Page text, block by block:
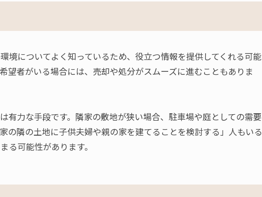
境についてよく知っているため、役立つ情報を提供してくれる可能
望者がいる場合には、売却や処分がスムーズに進むこともありま
有力な手段です。隣家の敷地が狭い場合、駐車場や庭としての需要
の隣の土地に子供夫婦や親の家を建てることを検討する」人もいる
る可能性があります。